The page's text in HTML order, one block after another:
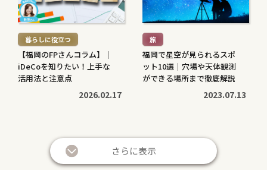
読
む
> 暮らしに役立つ
【福岡のFPさんコラム】｜
iDeCoを知りたい！上手な
活用法と注意点
2026.02.17
読
む
> 旅
福岡で星空が見られるスポ
ット10選｜穴場や天体観測
ができる場所まで徹底解説
2023.07.13
き
を
さらに表示